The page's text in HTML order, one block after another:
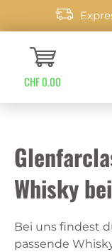
CHF 0.00
Whisky
Bei uns findest
passende